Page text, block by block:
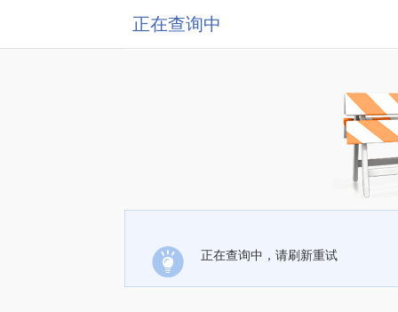
正在查询中
正在查询中，请刷新重试